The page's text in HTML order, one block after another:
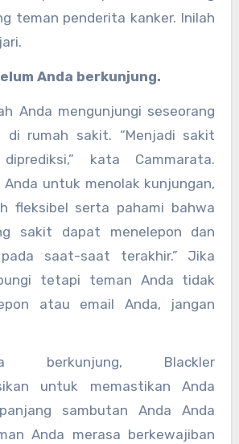
teman penderita kanker. Inilah
Anda berkunjung.
Anda mengunjungi seseorang
rumah sakit. “Menjadi sakit
kata Cammarata.
Anda untuk menolak kunjungan,
fleksibel serta pahami bahwa
sakit dapat menelepon dan
saat-saat terakhir.” Jika
tetapi teman Anda tidak
atau email Anda, jangan
berkunjung, Blackler
untuk memastikan Anda
sambutan Anda Anda
Anda merasa berkewajiban